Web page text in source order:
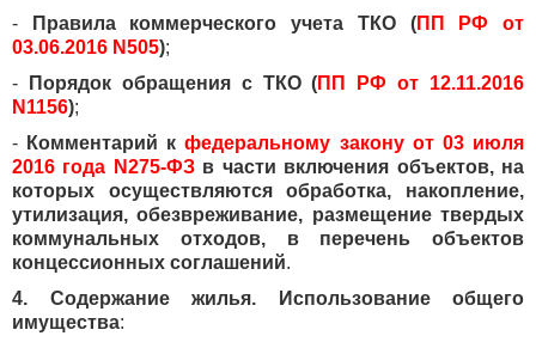
- Правила коммерческого учета ТКО (ПП РФ от
03.06.2016 N505);
- Порядок обращения с ТКО (ПП РФ от 12.11.2016
N1156);
- Комментарий кфедеральному закону от 03 июля
2016 года N275-ФЗв части включения объектов, на
которых осуществляются обработка, накопление,
утилизация, обезвреживание, размещение твердых
коммунальных отходов, в перечень объектов
концессионных соглашений.
4. Содержание жилья. Использование общего
имущества: